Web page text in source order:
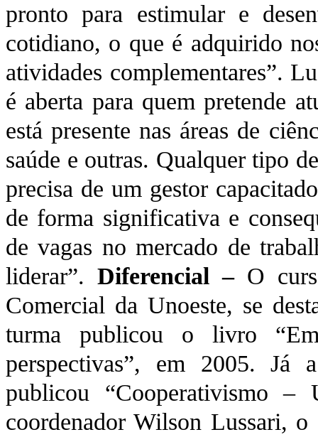
pronto para estimular e
cotidiano, o que é adquirido
atividades complementares”.
é aberta para quem pretende
está presente nas áreas de
saúde e outras. Qualquer tipo
precisa de um gestor
de forma significativa e
de vagas no mercado de
liderar”.Diferencial –O
Comercial da Unoeste, se
turma publicou o livro
perspectivas”, em 2005. Já
publicou “Cooperativismo –
coordenador Wilson Lussari, o